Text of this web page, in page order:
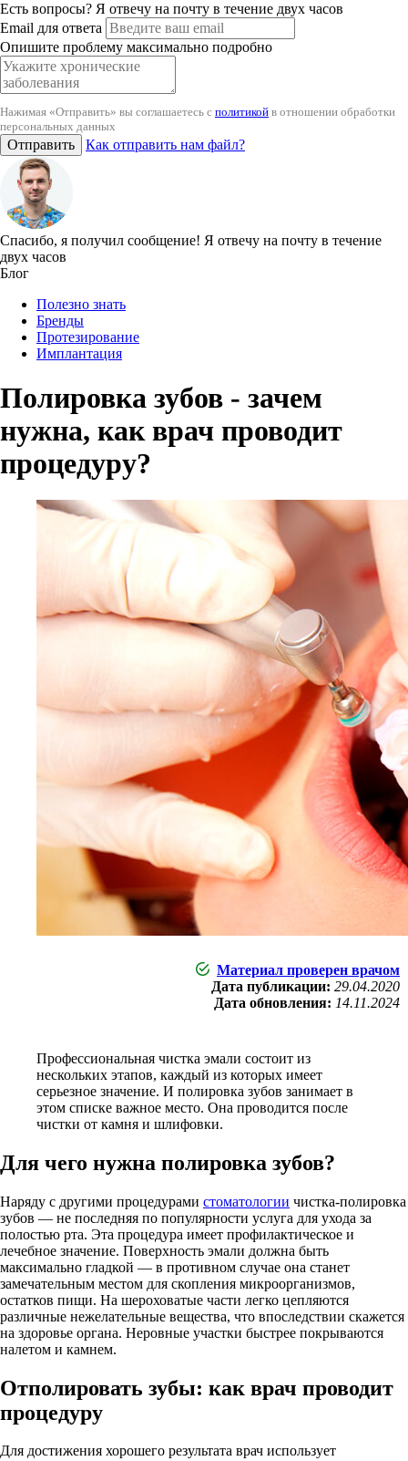
Есть вопросы? Я отвечу на почту в течение двух часов
Email для ответа
Опишите проблему максимально подробно
Нажимая «Отправить» вы соглашаетесь с политикой в отношении обработки
персональных данных
Отправить Как отправить нам файл?
Спасибо, я получил сообщение! Я отвечу на почту в течение
двух часов
Блог
Полезно знать
Бренды
Протезирование
Имплантация
Полировка зубов - зачем
нужна, как врач проводит
процедуру?
Материал проверен врачом
Дата публикации: 29.04.2020
Дата обновления: 14.11.2024
Профессиональная чистка эмали состоит из
нескольких этапов, каждый из которых имеет
серьезное значение. И полировка зубов занимает в
этом списке важное место. Она проводится после
чистки от камня и шлифовки.
Для чего нужна полировка зубов?
Наряду с другими процедурами стоматологии чистка-полировка
зубов — не последняя по популярности услуга для ухода за
полостью рта. Эта процедура имеет профилактическое и
лечебное значение. Поверхность эмали должна быть
максимально гладкой — в противном случае она станет
замечательным местом для скопления микроорганизмов,
остатков пищи. На шероховатые части легко цепляются
различные нежелательные вещества, что впоследствии скажется
на здоровье органа. Неровные участки быстрее покрываются
налетом и камнем.
Отполировать зубы: как врач проводит
процедуру
Для достижения хорошего результата врач использует